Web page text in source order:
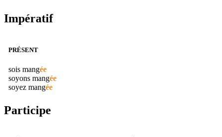
Impératif
PRÉSENT
sois mangée
soyons mangée
soyez mangée
Participe